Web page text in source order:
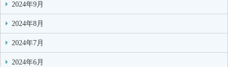
2024年9月
2024年8月
2024年7月
2024年6月